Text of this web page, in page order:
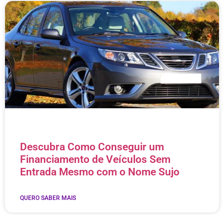
Descubra Como Conseguir um
Financiamento de Veículos Sem
Entrada Mesmo com o Nome Sujo
QUERO SABER MAIS